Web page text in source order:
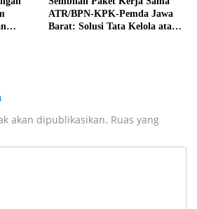
ATR/BPN-KPK-Pemda Jawa
Barat: Solusi Tata Kelola atau
akan dipublikasikan. Ruas yang